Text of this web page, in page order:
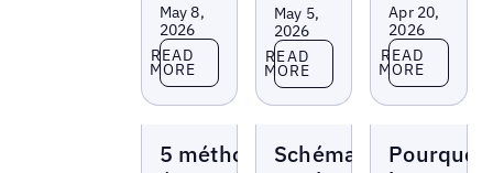
May 8,
2026
Read more
READ
MORE
May 5,
2026
Read more
READ
MORE
Apr 20,
2026
Read more
READ
MORE
5 méthodesSchéma
Pourquoi